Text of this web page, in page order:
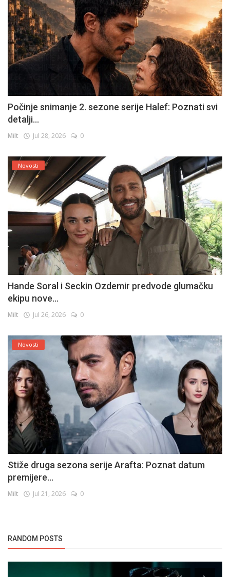
Počinje snimanje 2. sezone serije Halef: Poznati svi
detalji...
Milt Jul 28, 2026 0
Novosti
Hande Soral i Seckin Ozdemir predvode glumačku
ekipu nove...
Milt Jul 26, 2026 0
Novosti
Stiže druga sezona serije Arafta: Poznat datum
premijere...
Milt Jul 21, 2026 0
RANDOM POSTS